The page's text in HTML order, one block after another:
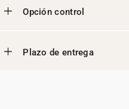
Opción control
Plazo de entrega